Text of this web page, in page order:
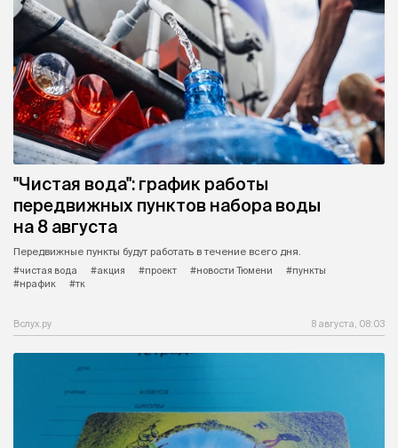
"Чистая вода": график работы
передвижных пунктов набора воды
на 8 августа
Передвижные пункты будут работать в течение всего дня.
#чистая вода
#акция #проект #новости Тюмени
#пункты
#нрафик
#тк
Вслух.ру 8 августа, 08:03